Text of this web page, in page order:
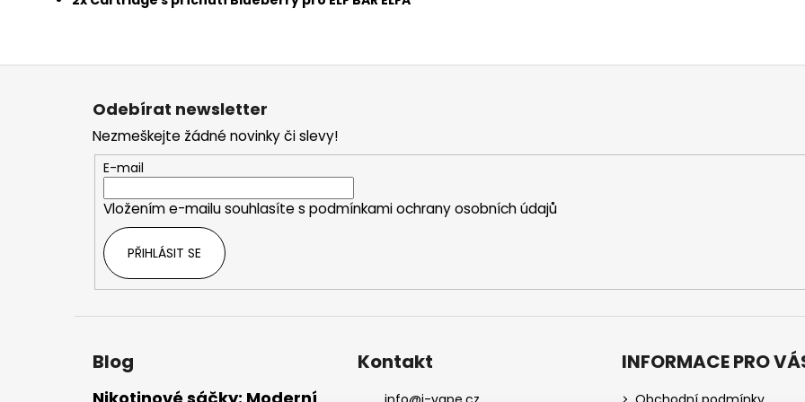
Odebírat newsletter
Nezmeškejte žádné novinky či slevy!
E-mail
Vložením e-mailu souhlasíte s podmínkami ochrany osobních údajů
PŘIHLÁSIT SE
Blog Kontakt INFORMACE PRO